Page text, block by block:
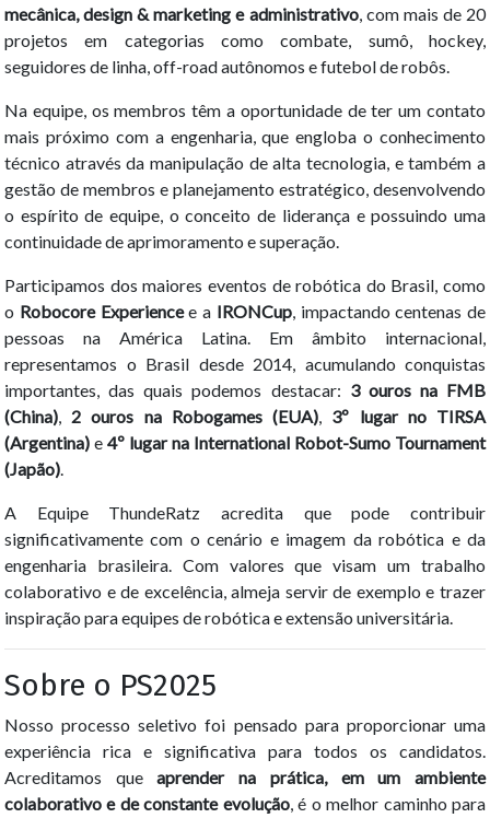
mecânica, design & marketing e administrativo, com mais de 20
projetos em categorias como combate, sumô, hockey,
seguidores de linha, off-road autônomos e futebol de robôs.
Na equipe, os membros têm a oportunidade de ter um contato
mais próximo com a engenharia, que engloba o conhecimento
técnico através da manipulação de alta tecnologia, e também a
gestão de membros e planejamento estratégico, desenvolvendo
o espírito de equipe, o conceito de liderança e possuindo uma
continuidade de aprimoramento e superação.
Participamos dos maiores eventos de robótica do Brasil, como
o Robocore Experiencee a IRONCup, impactando centenas de
pessoas na América Latina. Em âmbito internacional,
representamos o Brasil desde 2014, acumulando conquistas
importantes, das quais podemos destacar: 3 ouros na FMB
(China), 2 ouros na Robogames (EUA), 3º lugar no TIRSA
(Argentina) e 4º lugar na International Robot-Sumo Tournament
(Japão).
A Equipe ThundeRatz acredita que pode contribuir
significativamente com o cenário e imagem da robótica e da
engenharia brasileira. Com valores que visam um trabalho
colaborativo e de excelência, almeja servir de exemplo e trazer
inspiração para equipes de robótica e extensão universitária.
Sobre o PS2025
Nosso processo seletivo foi pensado para proporcionar uma
experiência rica e significativa para todos os candidatos.
Acreditamos queaprender na prática, em um ambiente
colaborativo e de constante evolução, é o melhor caminho para